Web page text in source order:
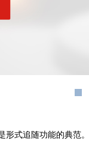
形式追随功能的典范。